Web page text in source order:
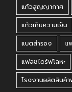
แก้วสูญญากาศ
แก้วเก็บความเย็น
แบตสำรอง
แ
แฟลชไดร์ฟโลหะ
โรงงานผลิตสินค้า